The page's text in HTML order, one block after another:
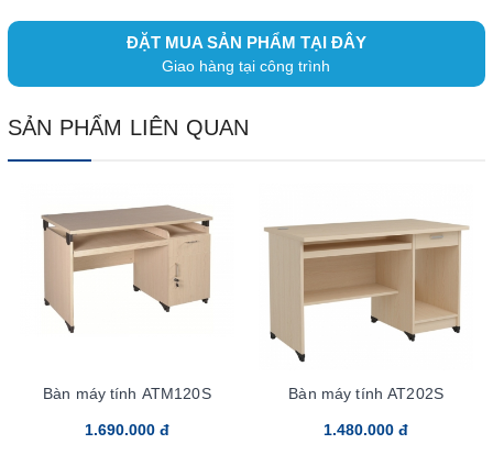
ĐẶT MUA SẢN PHẨM TẠI ĐÂY
Giao hàng tại công trình
SẢN PHẨM LIÊN QUAN
Bàn máy tính ATM120S
1.690.000 đ
Bàn máy tính AT202S
1.480.000 đ